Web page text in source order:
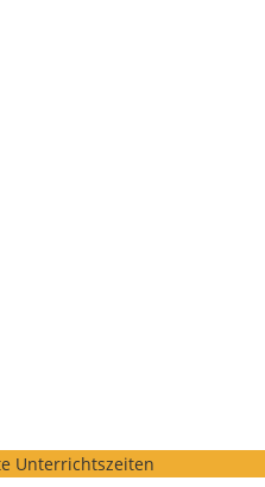
Unterrichtszeiten